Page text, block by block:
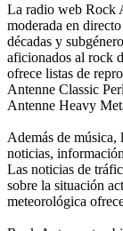
La radio web Rock
moderada en
décadas y
aficionados al rock
ofrece listas de
Antenne Classic
Antenne Heavy
Además de
noticias,
Las noticias de
sobre la situación
meteorológica